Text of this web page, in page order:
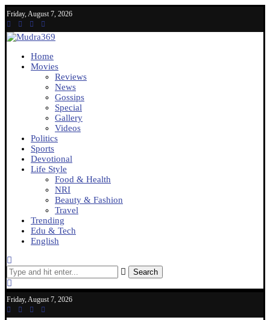
Friday, August 7, 2026
Home
Movies
Reviews
News
Gossips
Special
Gallery
Videos
Politics
Sports
Devotional
Life Style
Food & Health
NRI
Beauty & Fashion
Travel
Trending
Edu & Tech
English
Search
Friday, August 7, 2026